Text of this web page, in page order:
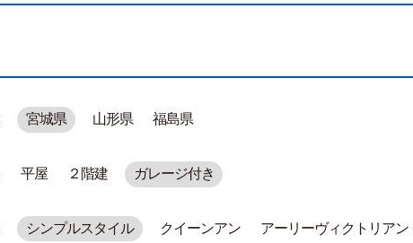
宮城県 山形県 福島県
平屋 ２階建 ガレージ付き
シンプルスタイル クイーンアン アーリーヴィクトリアン